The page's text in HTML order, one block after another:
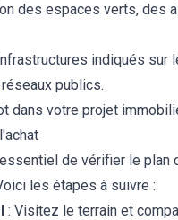
des espaces verts, des
indiqués sur
publics.
dans votre projet
de vérifier le
les étapes à suivre :
: Visitez le terrain et